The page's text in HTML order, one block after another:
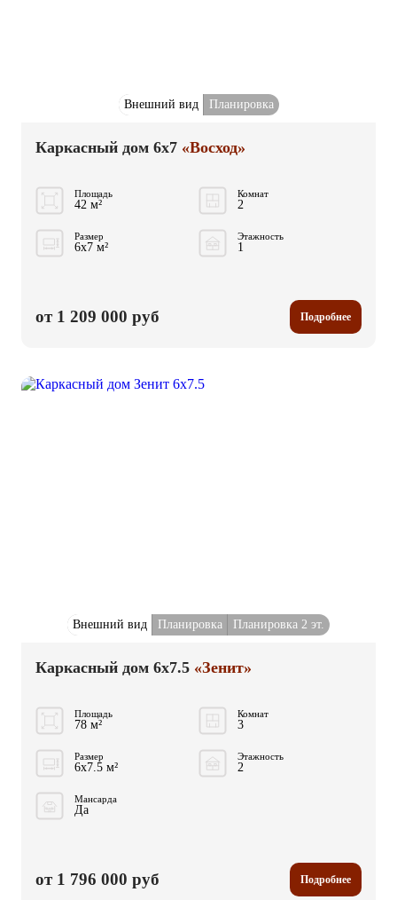
Внешний вид Планировка
Каркасный дом 6x7 «Восход»
Площадь
42 м²
Комнат
2
Размер
6x7 м²
Этажность
1
от 1 209 000 руб Подробнее
Внешний вид Планировка Планировка 2 эт.
Каркасный дом 6x7.5 «Зенит»
Площадь
78 м²
Комнат
3
Размер
6x7.5 м²
Этажность
2
Мансарда
Да
от 1 796 000 руб Подробнее